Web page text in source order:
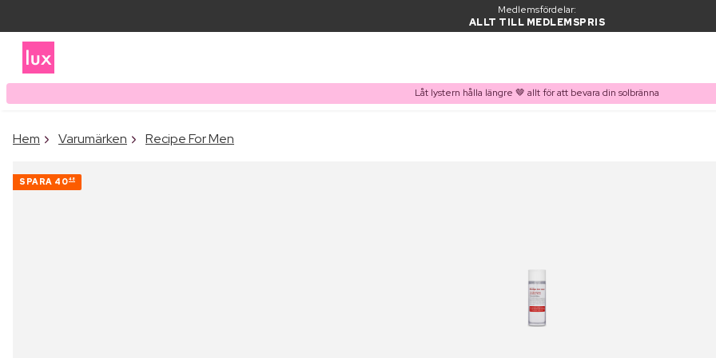
Medlemsfördelar:
ALLT TILL MEDLEMSPRIS
Låt lystern hålla längre 🤎 allt för att bevara din solbränna
Hem Varumärken Recipe For Men
SPARA 4048